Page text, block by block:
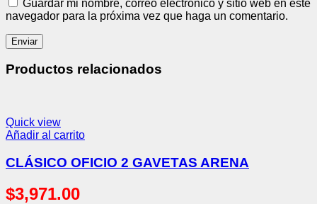
Guardar mi nombre, correo electrónico y sitio web en este
navegador para la próxima vez que haga un comentario.
Productos relacionados
Quick view
Añadir al carrito
CLÁSICO OFICIO 2 GAVETAS ARENA
$3,971.00